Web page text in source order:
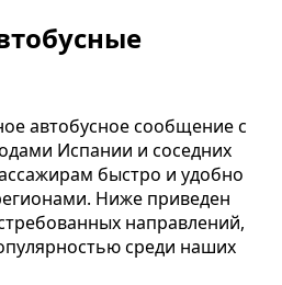
автобусное сообщение с
Испании и соседних
быстро и удобно
Ниже приведен
направлений,
среди наших